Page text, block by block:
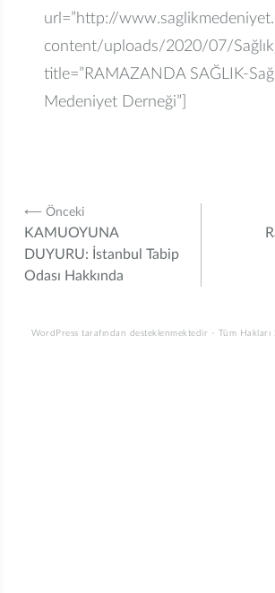
url=”http://
content/uploads/2020/07/
title=”RAMAZANDA SAĞLIK-
Medeniyet Derneği”]
Yazı
gezinmesi
⟵ Önceki
KAMUOYUNA
DUYURU: İstanbul Tabip
Odası Hakkında
WordPress tarafından desteklenmektedir - Tüm Hakları